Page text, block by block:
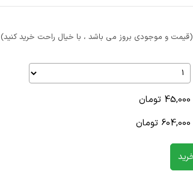
(قیمت و موجودی بروز می باشد ، با خیال راحت خرید کنید)
45,000 تومان
604,000 تومان